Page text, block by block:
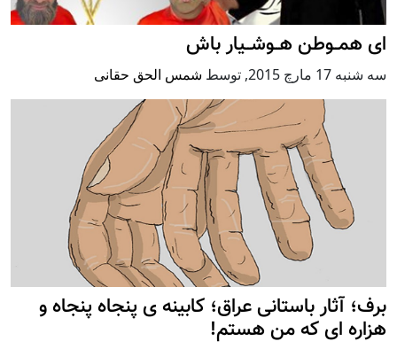
ای همــوطن هــوشــیار باش
سه شنبه 17 مارچ 2015 , توسط شمس الحق حقانی
برف؛ آثار باستانی عراق؛ کابینه ی پنجاه پنجاه و
هزاره ای که من هستم!